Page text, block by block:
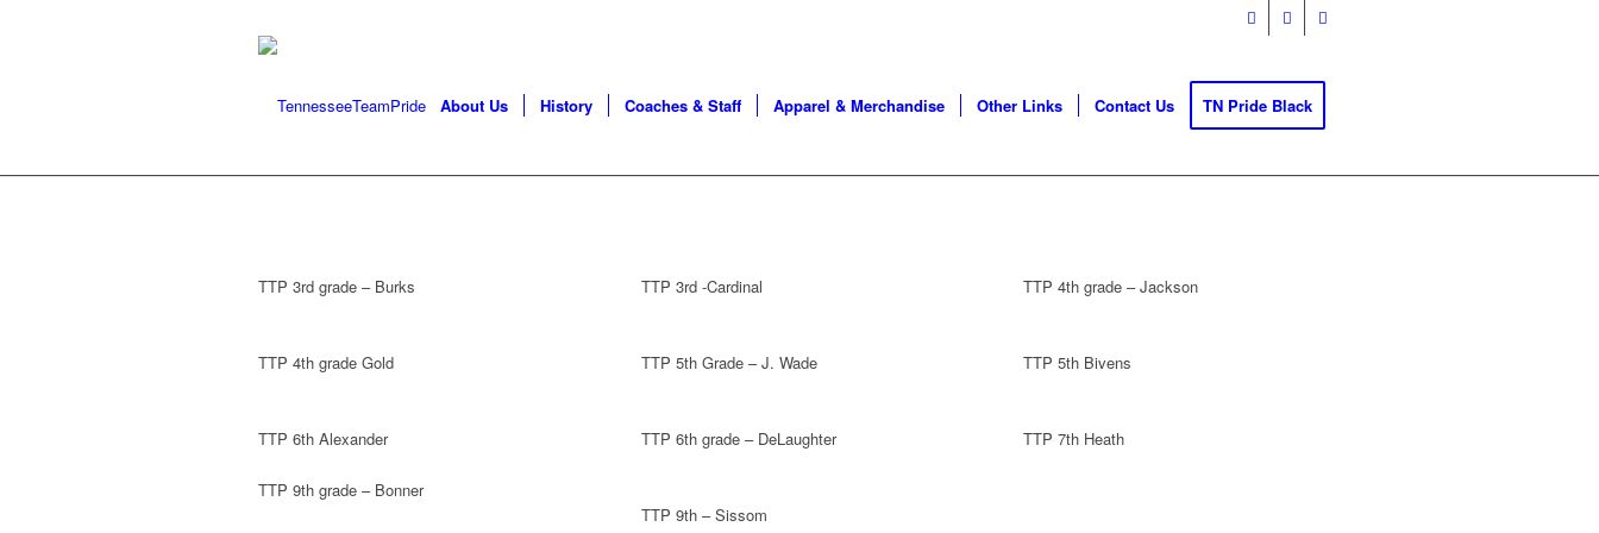
About Us History Coaches & Staff Apparel & Merchandise Other Links Contact Us TN Pride Black
TTP 3rd grade – Burks TTP 3rd -Cardinal TTP 4th grade – Jackson
TTP 4th grade Gold TTP 5th Grade – J. Wade TTP 5th Bivens
TTP 6th Alexander TTP 6th grade – DeLaughter TTP 7th Heath
TTP 9th grade – Bonner
TTP 9th – Sissom